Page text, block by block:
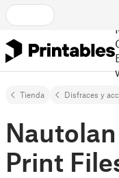
Tienda Disfraces y
Print